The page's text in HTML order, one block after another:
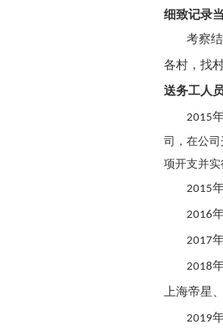
细致记录
考察
各村，找
送务工人员
2015
司，在公
项开支并
2015
2016
2017
2018
上海帝星
2019